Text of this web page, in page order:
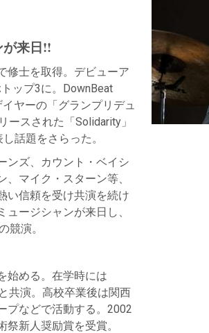
が来日!!
修士を取得。デビューア
ップ3に。 DownBeat
ヤーの「グランプリデュ
ースされた「Solidarity 」
話題をさらった。
ンズ、カウント・ベイシ
マイク・スターン等、
い信頼を受け共演を続け
ージシャンが来日し、
競演。
始める。在学時には
共演。高校卒業後は関西
などで活動する。 2002
新人奨励賞を受賞。